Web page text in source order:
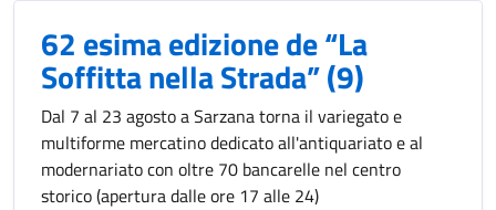
62 esima edizione de “La
Soffitta nella Strada” (9)
Dal 7 al 23 agosto a Sarzana torna il variegato e
multiforme mercatino dedicato all'antiquariato e al
modernariato con oltre 70 bancarelle nel centro
storico (apertura dalle ore 17 alle 24)